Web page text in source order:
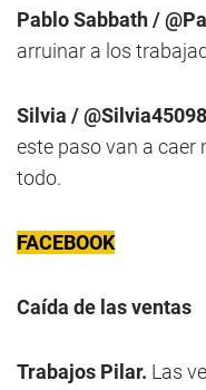
Pablo Sabbath /
arruinar a los
Silvia /
este paso van a
todo.
FACEBOOK
Caída de las ventas
Trabajos Pilar. Las